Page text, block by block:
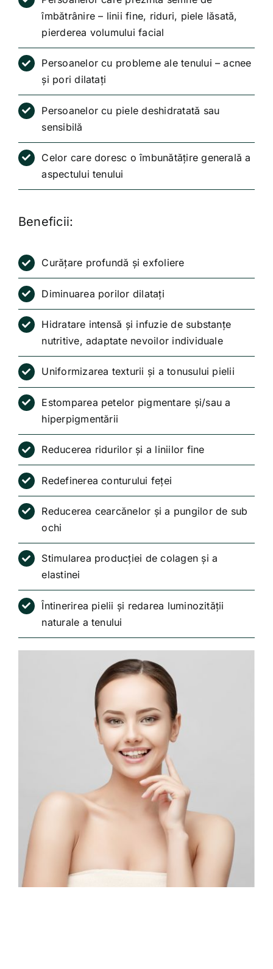
îmbătrânire – linii fine, riduri, piele lăsată,
pierderea volumului facial
Persoanelor cu probleme ale tenului – acnee
și pori dilatați
Persoanelor cu piele deshidratată sau
sensibilă
Celor care doresc o îmbunătățire generală a
aspectului tenului
Beneficii:
Curățare profundă și exfoliere
Diminuarea porilor dilatați
Hidratare intensă și infuzie de substanțe
nutritive, adaptate nevoilor individuale
Uniformizarea texturii și a tonusului pielii
Estomparea petelor pigmentare și/sau a
hiperpigmentării
Reducerea ridurilor și a liniilor fine
Redefinerea conturului feței
Reducerea cearcănelor și a pungilor de sub
ochi
Stimularea producției de colagen și a
elastinei
Întinerirea pielii și redarea luminozității
naturale a tenului